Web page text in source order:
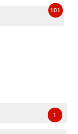
101
1